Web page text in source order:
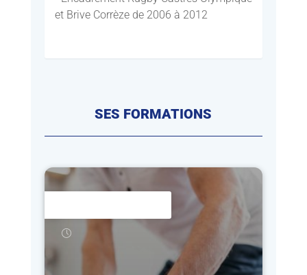
et Brive Corrèze de 2006 à 2012